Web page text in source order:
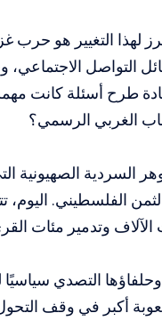
لهذا التغيير هو
التواصل الاجتماعي،
طرح أسئلة كانت
السردية الصهيونية
الفلسطيني. اليوم،
وتدمير مئات
التصدي
أكبر في وقف